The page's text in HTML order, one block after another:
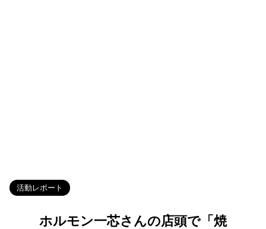
活動レポート
ホルモン一芯さんの店頭で「焼